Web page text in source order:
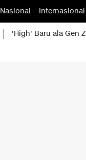
Nasional Internasional
'High' Baru ala Gen Z